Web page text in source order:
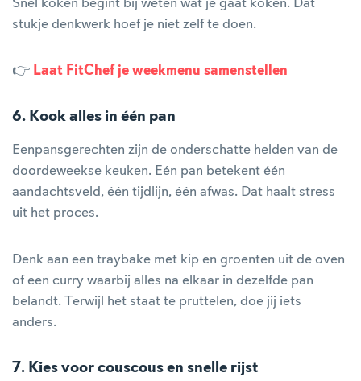
Snel koken begint bij weten wat je gaat koken. Dat
stukje denkwerk hoef je niet zelf te doen.
👉 Laat FitChef je weekmenu samenstellen
6. Kook alles in één pan
Eenpansgerechten zijn de onderschatte helden van de
doordeweekse keuken. Eén pan betekent één
aandachtsveld, één tijdlijn, één afwas. Dat haalt stress
uit het proces.
Denk aan een traybake met kip en groenten uit de oven
of een curry waarbij alles na elkaar in dezelfde pan
belandt. Terwijl het staat te pruttelen, doe jij iets
anders.
7. Kies voor couscous en snelle rijst